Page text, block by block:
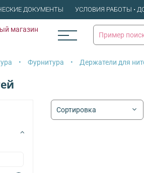
ДОКУМЕНТЫ УСЛОВИЯ РАБОТЫ •
Фурнитура Держатели для